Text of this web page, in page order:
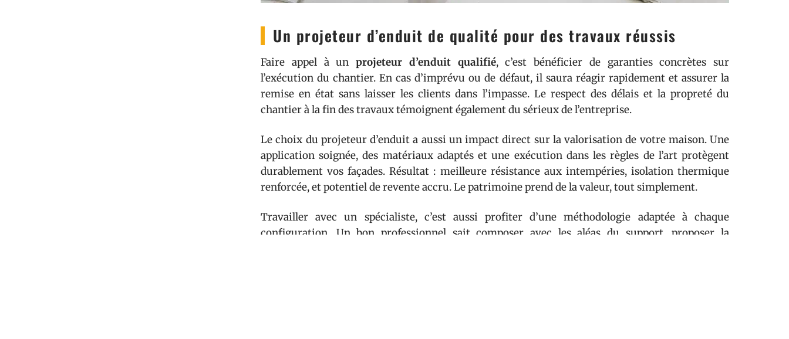
Un projeteur d’enduit de qualité pour des travaux réussis
Faire appel à un projeteur d’enduit qualifié, c’est bénéficier de garanties concrètes sur
l’exécution du chantier. En cas d’imprévu ou de défaut, il saura réagir rapidement et assurer la
remise en état sans laisser les clients dans l’impasse. Le respect des délais et la propreté du
chantier à la fin des travaux témoignent également du sérieux de l’entreprise.
Le choix du projeteur d’enduit a aussi un impact direct sur la valorisation de votre maison. Une
application soignée, des matériaux adaptés et une exécution dans les règles de l’art protègent
durablement vos façades. Résultat : meilleure résistance aux intempéries, isolation thermique
renforcée, et potentiel de revente accru. Le patrimoine prend de la valeur, tout simplement.
Travailler avec un spécialiste, c’est aussi profiter d’une méthodologie adaptée à chaque
configuration. Un bon professionnel sait composer avec les aléas du support, proposer la